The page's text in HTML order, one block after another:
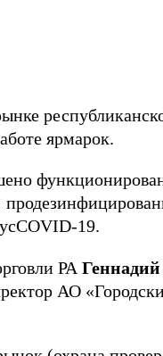
ярмарок.
19.
РА
АО